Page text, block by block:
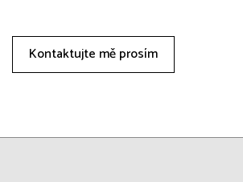
Kontaktujte mě prosím